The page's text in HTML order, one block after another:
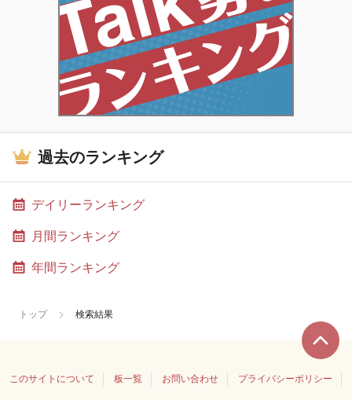
過去のランキング
デイリーランキング
月間ランキング
年間ランキング
トップ 検索結果
このサイトについて 板一覧 お問い合わせ プライバシーポリシー